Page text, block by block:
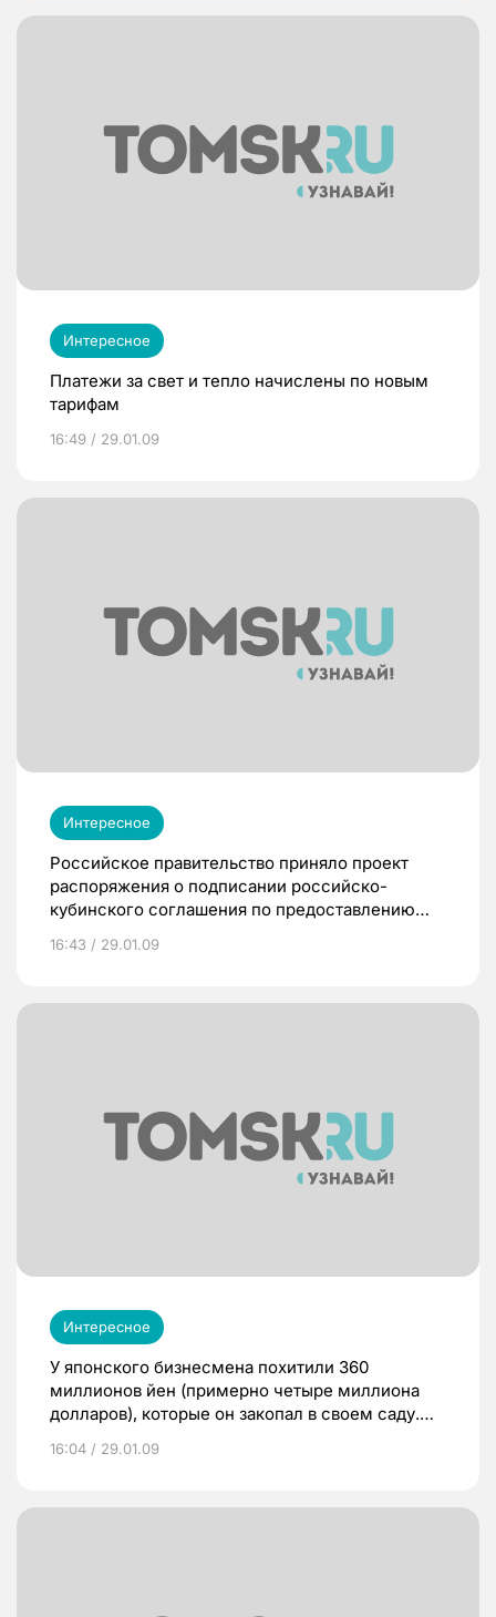
Интересное
Платежи за свет и тепло начислены по новым
тарифам
16:49 / 29.01.09
Интересное
Российское правительство приняло проект
распоряжения о подписании российско-
кубинского соглашения по предоставлению
16:43 / 29.01.09
Интересное
У японского бизнесмена похитили 360
миллионов йен (примерно четыре миллиона
долларов), которые он закопал в своем саду.
расположенной на острове Кюсю, умер через
денег.
16:04 / 29.01.09